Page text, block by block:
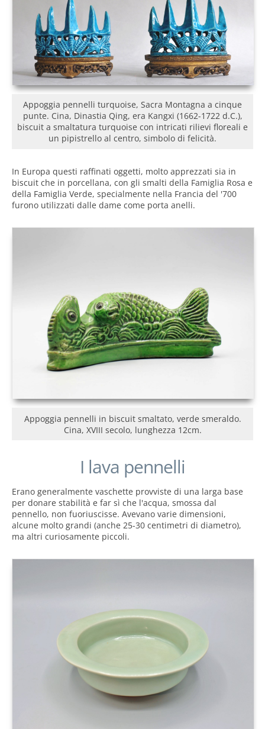
Appoggia pennelli turquoise, Sacra Montagna a cinque
punte. Cina, Dinastia Qing, era Kangxi (1662-1722 d.C.),
biscuit a smaltatura turquoise con intricati rilievi floreali e
un pipistrello al centro, simbolo di felicità.
In Europa questi raffinati oggetti, molto apprezzati sia in
biscuit che in porcellana, con gli smalti della Famiglia Rosa e
della Famiglia Verde, specialmente nella Francia del '700
furono utilizzati dalle dame come porta anelli.
Appoggia pennelli in biscuit smaltato, verde smeraldo.
Cina, XVIII secolo, lunghezza 12cm.
I lava pennelli
Erano generalmente vaschette provviste di una larga base
per donare stabilità e far sì che l'acqua, smossa dal
pennello, non fuoriuscisse. Avevano varie dimensioni,
alcune molto grandi (anche 25-30 centimetri di diametro),
ma altri curiosamente piccoli.